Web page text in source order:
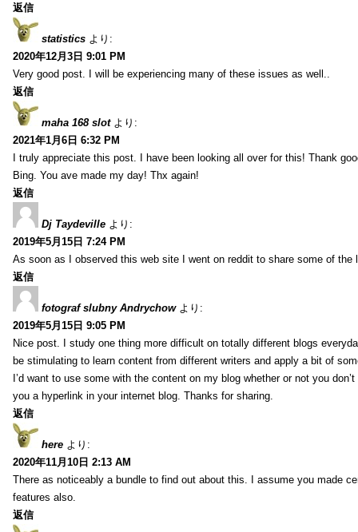
返信
statistics より:
2020年12月3日 9:01 PM
Very good post. I will be experiencing many of these issues as well..
返信
maha 168 slot より:
2021年1月6日 6:32 PM
I truly appreciate this post. I have been looking all over for this! Thank
Bing. You ave made my day! Thx again!
返信
Dj Taydeville より:
2019年5月15日 7:24 PM
As soon as I observed this web site I went on reddit to share some of the
返信
fotograf slubny Andrychow より:
2019年5月15日 9:05 PM
Nice post. I study one thing more difficult on totally different blogs
be stimulating to learn content from different writers and apply a bit of
I’d want to use some with the content on my blog whether or not you
you a hyperlink in your internet blog. Thanks for sharing.
返信
here より:
2020年11月10日 2:13 AM
There as noticeably a bundle to find out about this. I assume you made
features also.
返信